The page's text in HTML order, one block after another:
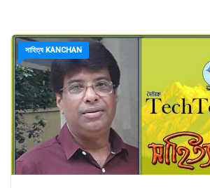
সাহিত্য KANCHAN